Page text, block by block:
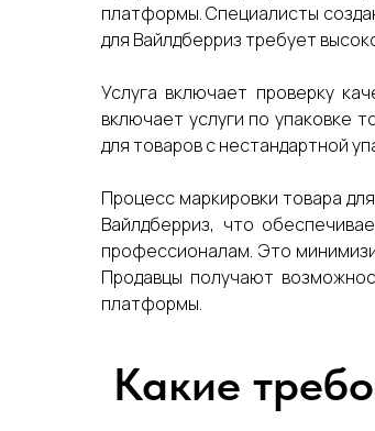
платформы. Специалисты
для Вайлдберриз требует
Услуга включает проверку
включает услуги по упаковке
для товаров с нестандартной
Процесс маркировки товара
Вайлдберриз, что
профессионалам. Это
Продавцы получают
платформы.
Какие